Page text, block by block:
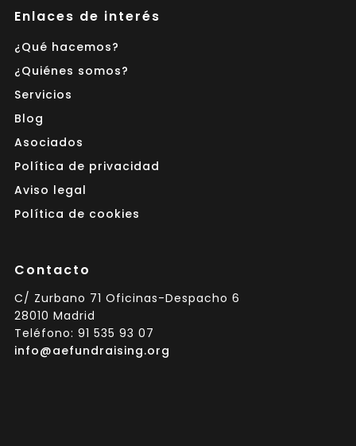
Enlaces de interés
¿Qué hacemos?
¿Quiénes somos?
Servicios
Blog
Asociados
Política de privacidad
Aviso legal
Política de cookies
Contacto
C/ Zurbano 71 Oficinas-Despacho 6
28010 Madrid
Teléfono: 91 535 93 07
info@aefundraising.org